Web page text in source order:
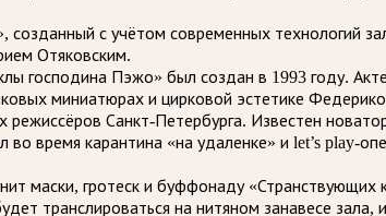
с учётом современных технологий
Отяковским.
господина Пэжо» был создан в 1993 году.
миниатюрах и цирковой эстетике
Санкт-Петербурга. Известен
время карантина «на удаленке» и let’s play-
маски, гротеск и буффонаду
транслироваться на нитяном занавесе